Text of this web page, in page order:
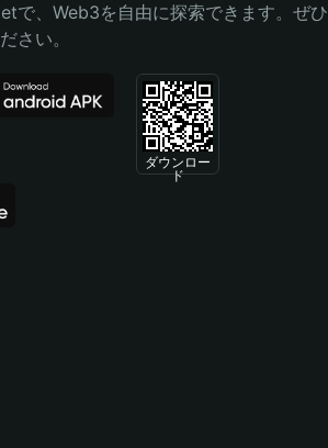
で、Web3を自由に探索できます。ぜひ
さい。
ダウンロー
ド